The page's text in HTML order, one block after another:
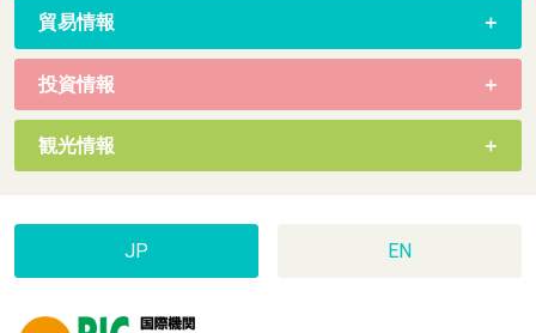
貿易情報
投資情報
観光情報
JP EN